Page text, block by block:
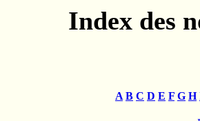
Index des
A B C D E F G H